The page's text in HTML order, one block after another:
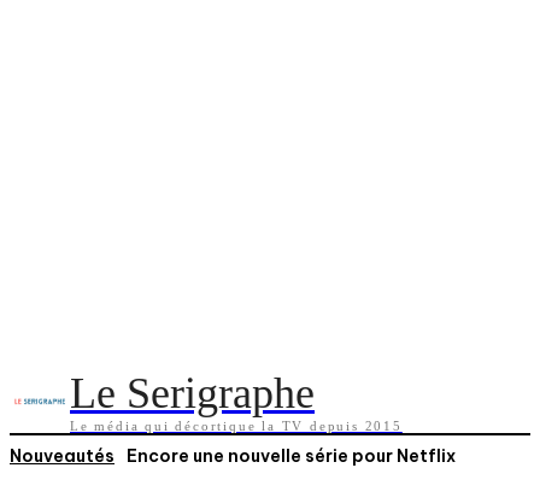
Le Serigraphe
Le média qui décortique la TV depuis 2015
Nouveautés Encore une nouvelle série pour Netflix